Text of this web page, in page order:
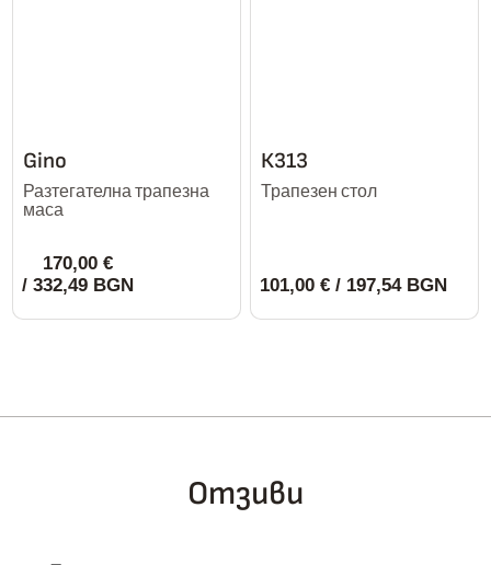
Gino
Разтегателна трапезна
маса
170,00€
/ 332,49 BGN
К313
Трапезен стол
101,00€ / 197,54 BGN
multiple
The
options
Отзиви